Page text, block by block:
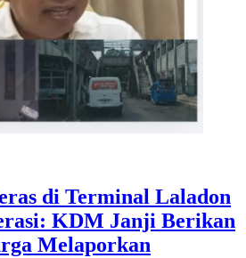
di Terminal Laladon
KDM Janji Berikan
Melaporkan